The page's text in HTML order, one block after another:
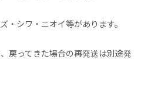
・シワ・ニオイ等があります。
戻ってきた場合の再発送は別途発